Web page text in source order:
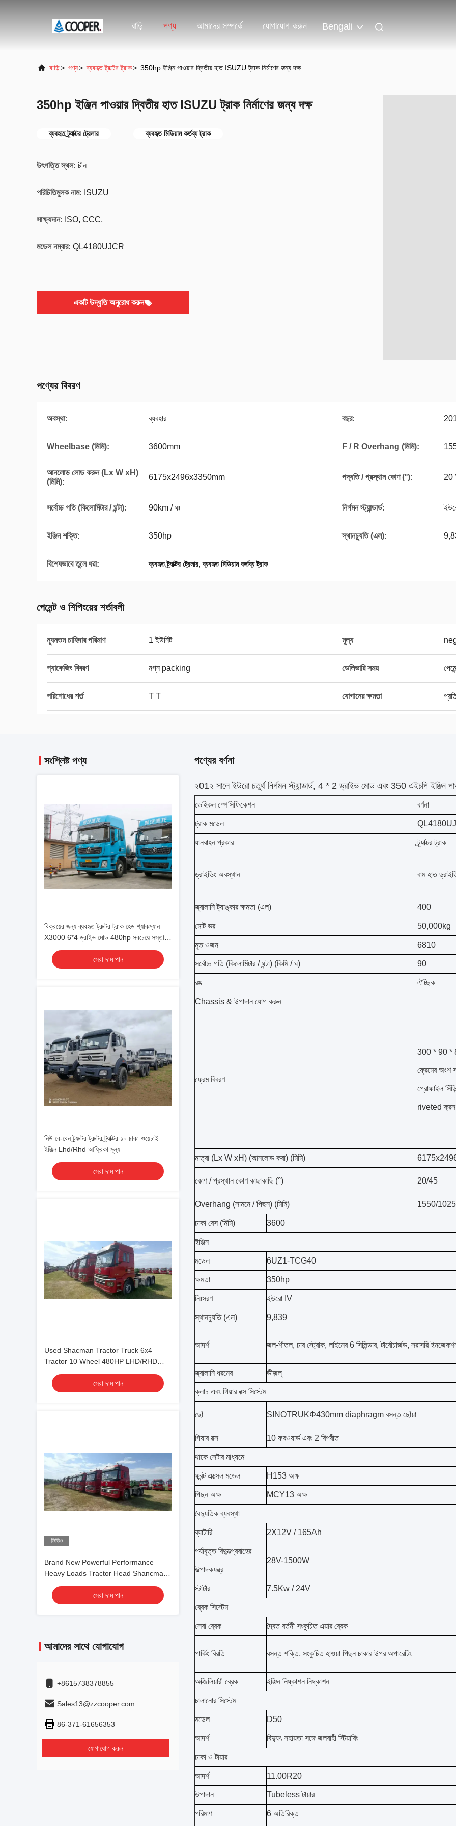
বাড়ি পণ্য আমাদের সম্পর্কে যোগাযোগ করুন Bengali
বাড়ি> পণ্য> ব্যবহৃত ট্রাক্টর ট্রাক> 350hp ইঞ্জিন পাওয়ার দ্বিতীয় হাত ISUZU ট্রাক নির্মাণের জন্য দক্ষ
350hp ইঞ্জিন পাওয়ার দ্বিতীয় হাত ISUZU ট্রাক নির্মাণের জন্য দক্ষ
ব্যবহৃত ট্র্যাক্টর ট্রেলার ব্যবহৃত মিডিয়াম কর্তব্য ট্রাক
উৎপত্তি স্থল: চীন
পরিচিতিমুলক নাম: ISUZU
সাক্ষ্যদান: ISO, CCC,
মডেল নম্বার: QL4180UJCR
একটি উদ্ধৃতি অনুরোধ করুন
পণ্যের বিবরণ
অবস্থা: ব্যবহার বছর:
Wheelbase (মিমি): 3600mm F / R Overhang (মিমি):
আনলোড লোড করুন (Lx W xH)
(মিমি):
6175x2496x3350mm পদ্ধতি / প্রস্থান কোণ (°): 20
সর্বোচ্চ গতি (কিলোমিটার / ঘন্টা): 90km / ঘঃ নির্গমন স্ট্যান্ডার্ড:
ইঞ্জিন শক্তি: 350hp স্থানচ্যুতি (এল):
বিশেষভাবে তুলে ধরা: ব্যবহৃত ট্র্যাক্টর ট্রেলার,ব্যবহৃত মিডিয়াম কর্তব্য ট্রাক
পেমেন্ট ও শিপিংয়ের শর্তাবলী
ন্যূনতম চাহিদার পরিমাণ 1 ইউনিট মূল্য
প্যাকেজিং বিবরণ নগ্ন packing ডেলিভারি সময়
পরিশোধের শর্ত T T যোগানের ক্ষমতা
সংশ্লিষ্ট পণ্য
বিক্রয়ের জন্য ব্যবহৃত ট্রাক্টর ট্রাক হেড শ্যাকম্যান
X3000 6*4 ড্রাইভ মোড 480hp সবচেয়ে সস্তা
ট্রাক্টর ট্রাক হেড চীন থেকে FOB
সেরা দাম পান
নিউ বে-বেন ট্র্যাক্টর ট্রাক্টর ট্র্যাক্টর ১০ চাকা ওয়েচাই
ইঞ্জিন Lhd/Rhd আফ্রিকা মূল্য
সেরা দাম পান
Used Shacman Tractor Truck 6x4
Tractor 10 Wheel 480HP LHD/RHD
Africa PRICE
সেরা দাম পান
ভিডিও
Brand New Powerful Performance
Heavy Loads Tractor Head Shancman
480hp 6-Cylinders Yuchai Engine
সেরা দাম পান
আমাদের সাথে যোগাযোগ
+8615738378855
Sales13@zzcooper.com
86-371-61656353
যোগাযোগ করুন
পণ্যের বর্ণনা
২01২ সালে ইউরো চতুর্থ নির্গমন স্ট্যান্ডার্ড, 4 * 2 ড্রাইভ মোড এবং 350 এইচপি ইঞ্জিন
ভেহিকল স্পেসিফিকেশন বর্ণনা
ট্রাক মডেল
যানবাহন প্রকার ট্র্যাক্টর ট্রাক
ড্রাইভিং অবস্থান বাম হাত
জ্বালানি ট্যাঙ্কার ক্ষমতা (এল) 400
মোট ভর 50,000kg
মৃত ওজন 6810
সর্বোচ্চ গতি (কিলোমিটার / ঘন্টা) (কিমি / ঘ) 90
রঙ ঐচ্ছিক
Chassis & উপাদান যোগ করুন
ফ্রেম বিবরণ
300 * 90 * 8
ফ্রেমের অংশ
প্রোফাইল
riveted ক্রস
মাত্রা (Lx W xH) (আনলোড করা) (মিমি)
কোণ / প্রস্থান কোণ কাছাকাছি (°) 20/45
Overhang (সামনে / পিছন) (মিমি) 1550/1025
চাকা বেস (মিমি) 3600
ইঞ্জিন
মডেল 6UZ1-TCG40
ক্ষমতা 350hp
নিঃসরণ ইউরো IV
স্থানচ্যুতি (এল) 9,839
আদর্শ জল-শীতল, চার স্ট্রোক, লাইনের 6 সিলিন্ডার, টার্বোচার্জড, সরাসরি
জ্বালানি ধরনের ডীজ়ল্
ক্লাচ এবং গিয়ার বক্স সিস্টেম
ছোঁ SINOTRUKΦ430mm diaphragm বসন্ত ছোঁয়া
গিয়ার বক্স 10 ফরওয়ার্ড এবং 2 বিপরীত
থাকে সেটার মাধ্যমে
ফ্রন্ট এক্সেল মডেল H153 অক্ষ
পিছন অক্ষ MCY13 অক্ষ
বৈদ্যুতিক ব্যবস্থা
ব্যাটারি 2X12V / 165Ah
পর্যাবৃত্ত বিদ্যুত্প্রবাহের
উত্পাদকযন্ত্র
28V-1500W
স্টার্টার 7.5Kw / 24V
ব্রেক সিস্টেম
সেবা ব্রেক দ্বৈত বর্তনী সংকুচিত এয়ার ব্রেক
পার্কিং বিরতি বসন্ত শক্তি, সংকুচিত হাওয়া পিছন চাকার উপর অপারেটিং
অক্জিলিয়ারী ব্রেক ইঞ্জিন নিষ্কাশন নিষ্কাশন
চালানোর সিস্টেম
মডেল D50
আদর্শ বিদ্যুৎ সহায়তা সঙ্গে জলবাহী স্টিয়ারিং
চাকা ও টায়ার
আদর্শ 11.00R20
উপাদান Tubeless টায়ার
পরিমাণ 6 অতিরিক্ত